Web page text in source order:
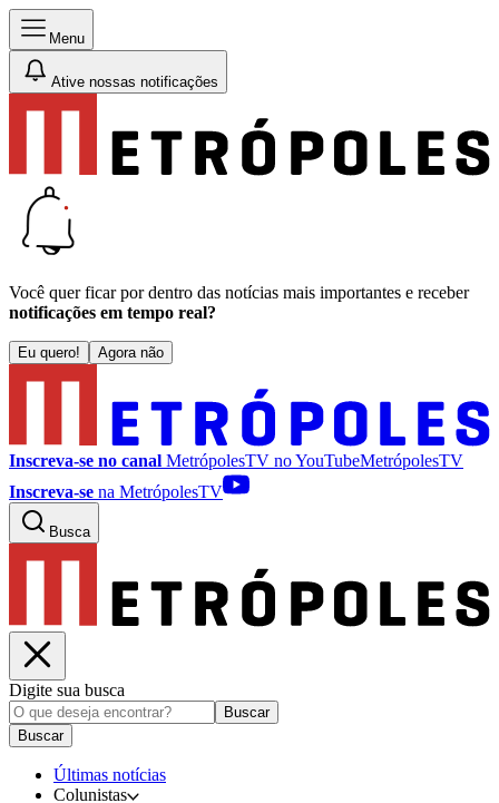
Menu
Ative nossas notificações
Você quer ficar por dentro das notícias mais importantes e receber
notificações em tempo real?
Eu quero! Agora não
Inscreva-se no canal MetrópolesTV noYouTubeMetrópolesTV
Inscreva-se na MetrópolesTV
Busca
Digite sua busca
Buscar
Buscar
Últimas notícias
Colunistas